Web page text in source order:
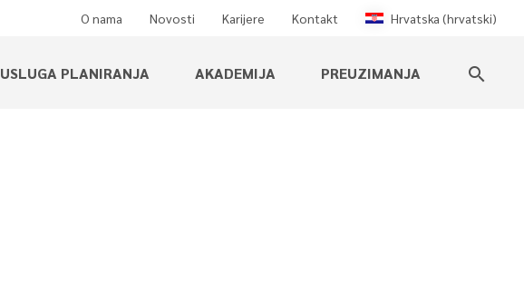
O nama Novosti Karijere Kontakt Hrvatska (hrvatski)
USLUGA PLANIRANJA AKADEMIJA PREUZIMANJA search